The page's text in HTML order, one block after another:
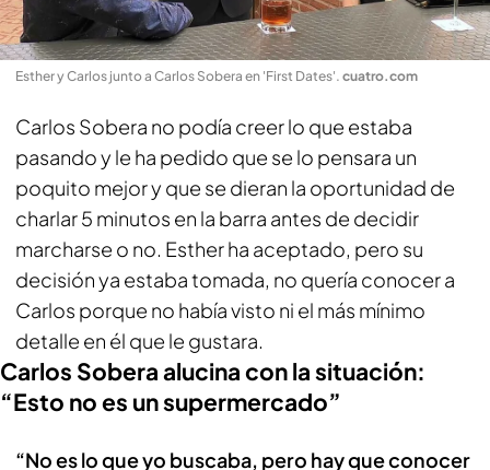
Esther y Carlos junto a Carlos Sobera en 'First Dates'. cuatro.com
Carlos Sobera no podía creer lo que estaba
pasando y le ha pedido que se lo pensara un
poquito mejor y que se dieran la oportunidad de
charlar 5 minutos en la barra antes de decidir
marcharse o no. Esther ha aceptado, pero su
decisión ya estaba tomada, no quería conocer a
Carlos porque no había visto ni el más mínimo
detalle en él que le gustara.
Carlos Sobera alucina con la situación:
“Esto no es un supermercado”
“No es lo que yo buscaba, pero hay que conocer